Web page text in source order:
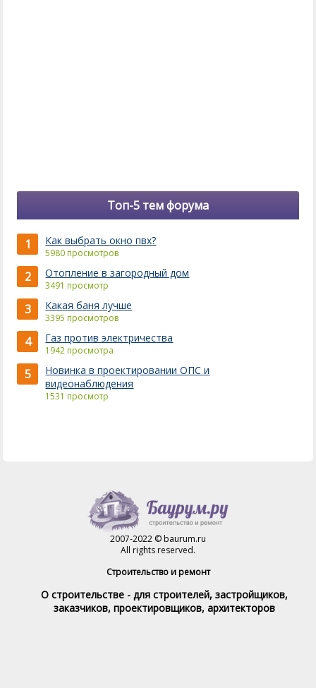
Топ-5 тем форума
1 Как выбрать окно пвх?
5980 просмотров
2 Отопление в загородный дом
3491 просмотр
3 Какая баня лучше
3395 просмотров
4 Газ против электричества
1942 просмотра
5
Новинка в проектировании ОПС и
видеонаблюдения
1531 просмотр
2007-2022 © baurum.ru
All rights reserved.
Строительство и ремонт
О строительстве - для строителей, застройщиков,
заказчиков, проектировщиков, архитекторов